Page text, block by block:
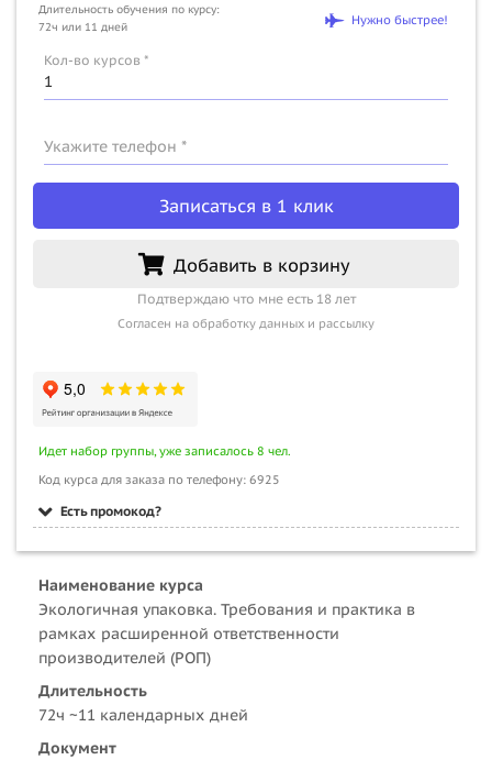
Длительность обучения по курсу:
72ч или 11 дней
Нужно быстрее!
Кол-во курсов *
Укажите телефон *
Записаться в 1 клик
Добавить в корзину
Подтверждаю что мне есть 18 лет
Согласен на обработку данных и рассылку
Идет набор группы, уже записалось 8 чел.
Код курса для заказа по телефону: 6925
Есть промокод?
Наименование курса
Экологичная упаковка. Требования и практика в
рамках расширенной ответственности
производителей (РОП)
Длительность
72ч ~11 календарных дней
Документ